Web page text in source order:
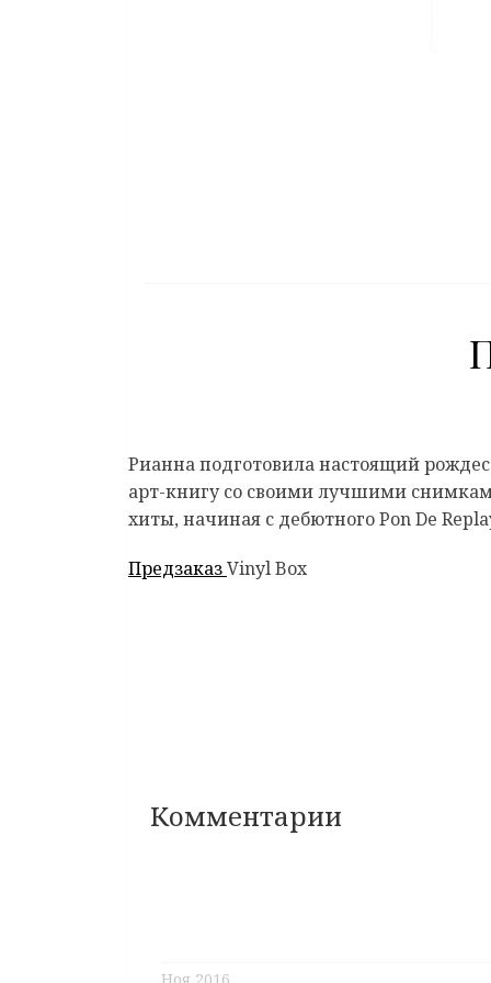
Рианна подготовила настоящий
арт-книгу со своими лучшими
хиты, начиная с дебютного Pon De
ПредзаказVinyl Box
Комментарии
Ноя 2016